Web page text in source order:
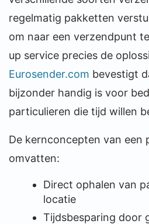
regelmatig pakketten
om naar een verzendpunt
up service precies de
Eurosender.com bevestigt
bijzonder handig is voor
particulieren die tijd willen
De kernconcepten van een
omvatten:
Direct ophalen van
locatie
Tijdsbesparing door